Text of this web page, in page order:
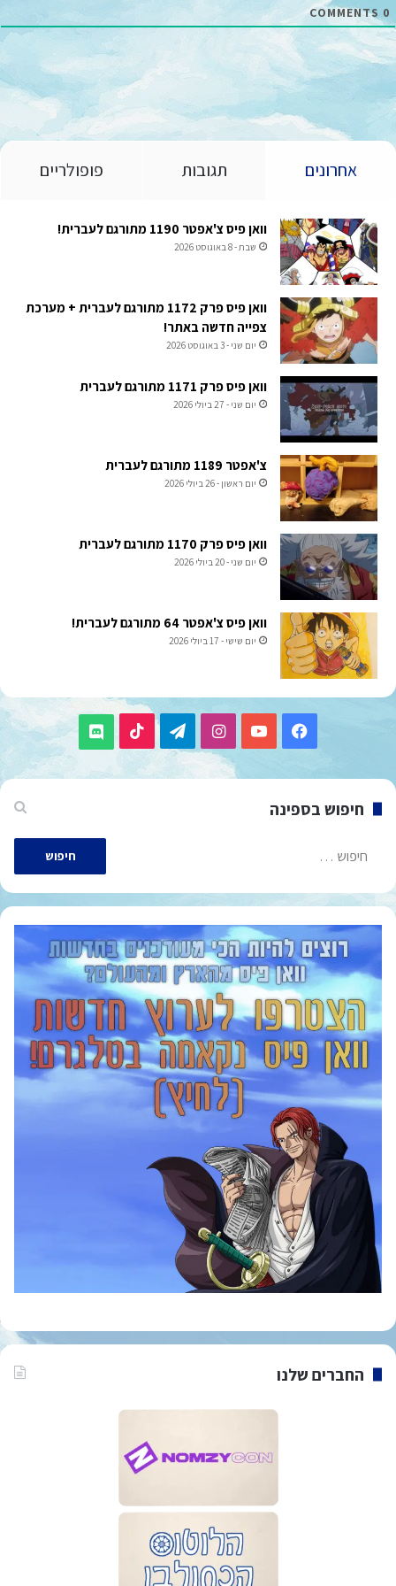
0
אחרונים תגובות פופולריים
וואן פיס צ'אפטר 1190 מתורגם לעברית!
שבת - 8 באוגוסט 2026
וואן פיס פרק 1172 מתורגם לעברית + מערכת
צפייה חדשה באתר!
יום שני - 3 באוגוסט 2026
וואן פיס פרק 1171 מתורגם לעברית
יום שני - 27 ביולי 2026
צ'אפטר 1189 מתורגם לעברית
יום ראשון - 26 ביולי 2026
וואן פיס פרק 1170 מתורגם לעברית
יום שני - 20 ביולי 2026
וואן פיס צ'אפטר 64 מתורגם לעברית!
יום שישי - 17 ביולי 2026
Facebook
YouTube
Instagram
Telegram
TikTok
Discord
חיפוש בספינה
חיפוש:
החברים שלנו